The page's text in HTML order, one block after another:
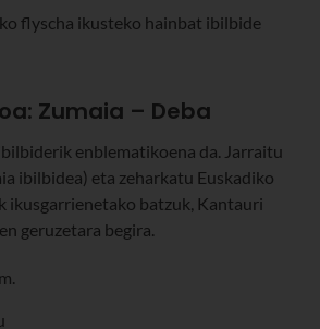
flyscha ikusteko hainbat ibilbide
Zumaia – Deba
enblematikoena da. Jarraitu
ibilbidea) eta zeharkatu Euskadiko
ikusgarrienetako batzuk, Kantauri
geruzetara begira.